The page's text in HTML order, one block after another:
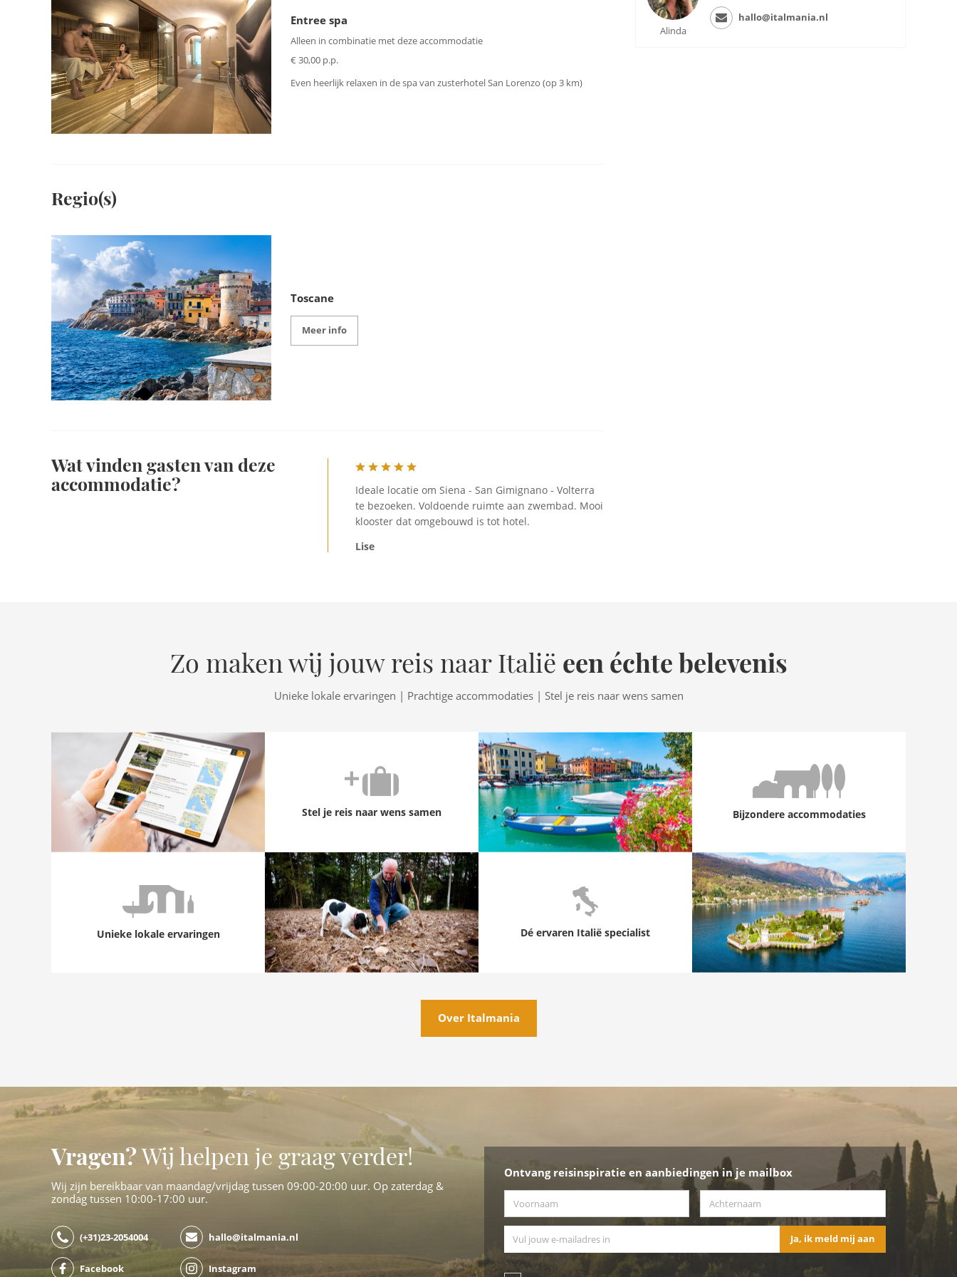
Entree spa
Alleen in combinatie met deze accommodatie
€ 30,00 p.p.
Even heerlijk relaxen in de spa van zusterhotel San Lorenzo (op 3 km)
Regio(s)
Toscane
Meer info
Wat vinden gasten van deze
accommodatie?
Ideale locatie om Siena - San Gimignano - Volterra
te bezoeken. Voldoende ruimte aan zwembad. Mooi
klooster dat omgebouwd is tot hotel.
Lise
Alinda
hallo@italmania.nl
Zo maken wij jouw reis naar Italië een échte belevenis
Unieke lokale ervaringen | Prachtige accommodaties | Stel je reis naar wens samen
Stel je reis naar wens samen Bijzondere accommodaties
Unieke lokale ervaringen Dé ervaren Italië specialist
Over Italmania
Vragen?Wij helpen je graag verder!
Wij zijn bereikbaar van maandag/vrijdag tussen 09:00-20:00 uur. Op zaterdag &
zondag tussen 10:00-17:00 uur.
(+31)23-2054004 hallo@italmania.nl
Facebook Instagram
Ontvang reisinspiratie en aanbiedingen in je mailbox
Ja, ik meld mij aan